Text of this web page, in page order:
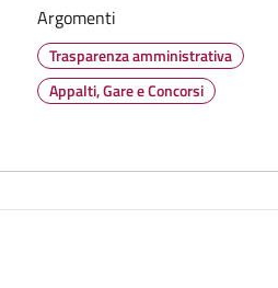
Argomenti
Trasparenza amministrativa
Appalti, Gare e Concorsi